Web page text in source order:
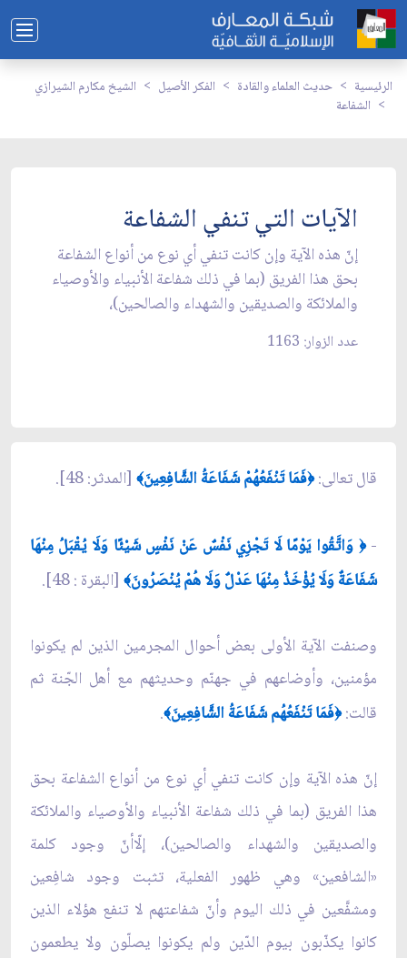
الرئيسية حديث العلماء والقادة الفكر الأصيل
الشيخ مكارم الشيرازي
الشفاعة
الآيات التي تنفي الشفاعة
إنّ هذه الآية وإن كانت تنفي أي ‏نوع من أنواع الشفاعة
بحق هذا الفريق (بما في ذلك شفاعة الأنبياء والأوصياء
والملائكة والصديقين والشهداء والصالحين)،
عدد الزوار: 1163
قال تعالى:﴿فَمَا تَنْفَعُهُمْ شَفَاعَةُ الشَّافِعِينَ﴾[المدثر: 48].
-﴿ وَاتَّقُوا يَوْمًا لَا تَجْزِي نَفْسٌ عَنْ نَفْسٍ شَيْئًا وَلَا يُقْبَلُ مِنْهَا
شَفَاعَةٌ وَلَا يُؤْخَذُ مِنْهَا عَدْلٌ وَلَا هُمْ يُنْصَرُونَ﴾[البقرة : 48].
وصنفت الآية الأولى‏ بعض أحوال المجرمين الذين لم يكونوا
مؤمنين، وأوضاعهم في جهنّم وحديثهم مع أهل الجّنة ثم
قالت:﴿فَمَا تَنْفَعُهُم شَفَاعَةُ الشَّافِعِينَ﴾.
إنّ هذه الآية وإن كانت تنفي أي ‏نوع من أنواع الشفاعة بحق
هذا الفريق (بما في ذلك شفاعة الأنبياء والأوصياء والملائكة
والصديقين والشهداء والصالحين)، إلّاأنّ وجود كلمة
«الشافعين» وهي ظهور الفعلية، تثبت وجود شافِعين
ومشفَّعين في ذلك اليوم وأنّ شفاعتهم لا تنفع هؤلاء الذين
كانوا يكذّبون بيوم الدّين ولم يكونوا يصلّون ولا يطعمون